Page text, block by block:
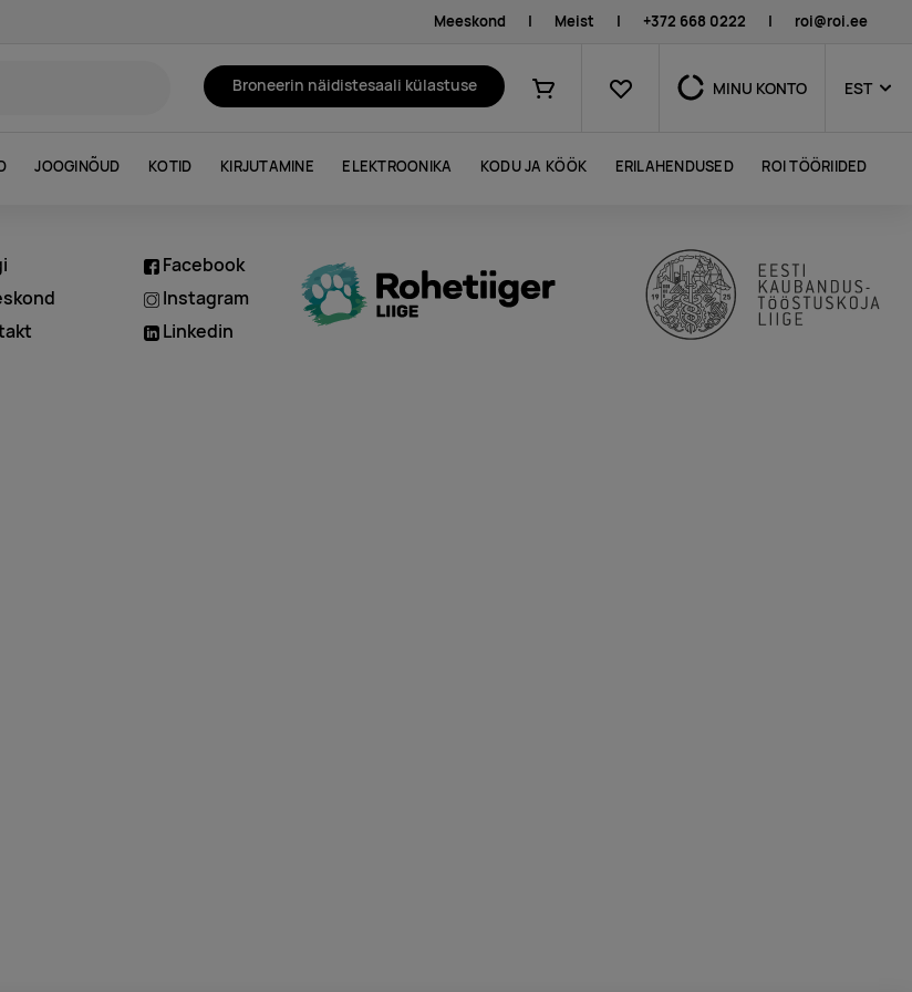
Meeskond | Meist | +372 668 0222 | roi@roi.ee
Broneerin näidistesaali külastuse
Ostukorv
Lemmikud MINU KONTO EST
JOOGINÕUD KOTID KIRJUTAMINE ELEKTROONIKA KODU JA KÖÖK ERILAHENDUSED ROI TÖÖRIIDED
Facebook
Instagram
Linkedin